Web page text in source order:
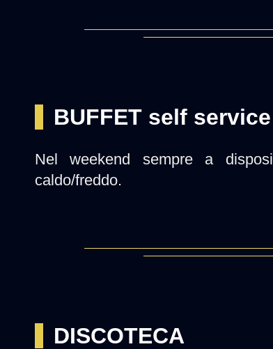
BUFFET self service
Nel weekend sempre a
caldo/freddo.
DISCOTECA